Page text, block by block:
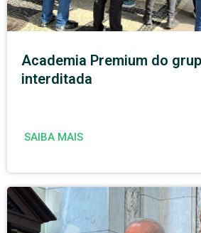
Academia Premium do
interditada
SAIBA MAIS